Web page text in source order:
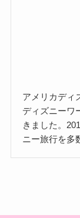
アメリカディ
ディズニーワ
きました。
ニー旅行を多